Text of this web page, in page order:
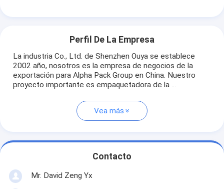
Perfil De La Empresa
La industria Co., Ltd. de Shenzhen Ouya se establece
2002 año, nosotros es la empresa de negocios de la
exportación para Alpha Pack Group en China. Nuestro
proyecto importante es empaquetadora de la ...
Vea más
Contacto
Mr. David Zeng Yx